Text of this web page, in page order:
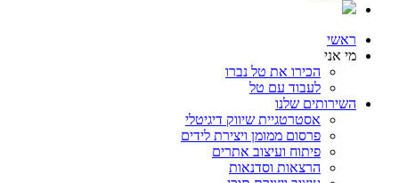
ראשי
מי אני
הכירו את טל נברו
לעבוד עם טל
השירותים שלנו
אסטרטגיית שיווק דיגיטלי
פרסום ממומן ויצירת לידים
פיתוח ועיצוב אתרים
הרצאות וסדנאות